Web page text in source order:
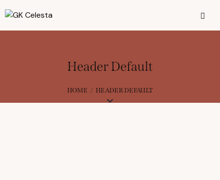
Header Default
HOME HEADER DEFAULT